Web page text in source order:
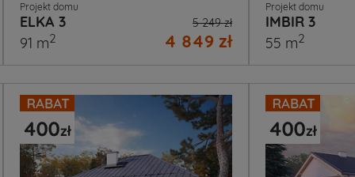
Projekt domu
ELKA 3 5 249 zł
4 849 zł
91 m2
Projekt domu
IMBIR 3
55 m2